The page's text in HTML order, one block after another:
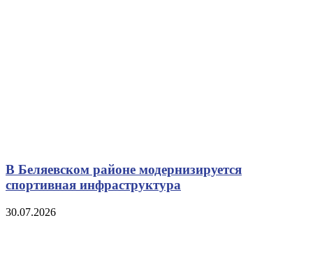
В Беляевском районе модернизируется
спортивная инфраструктура
30.07.2026